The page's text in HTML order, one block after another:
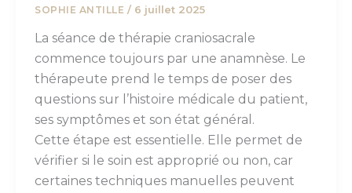
SOPHIE ANTILLE / 6 juillet 2025
La séance de thérapie craniosacrale
commence toujours par une anamnèse. Le
thérapeute prend le temps de poser des
questions sur l’histoire médicale du patient,
ses symptômes et son état général.
Cette étape est essentielle. Elle permet de
vérifier si le soin est approprié ou non, car
certaines techniques manuelles peuvent